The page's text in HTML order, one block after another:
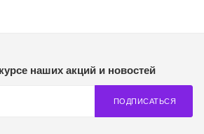
наших акций и новостей
ПОДПИСАТЬСЯ